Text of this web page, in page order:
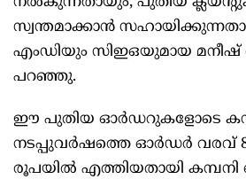
സ്വന്തമാക്കാൻ
എംഡിയും സിഇഒയുമായ മനീഷ്
പറഞ്ഞു.
ഈ പുതിയ ഓർഡറുകളോടെ
നടപ്പുവർഷത്തെ ഓർഡർ വരവ്
രൂപയിൽ എത്തിയതായി കമ്പനി